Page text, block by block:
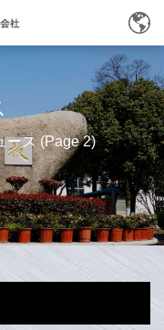
ース(Page 2)